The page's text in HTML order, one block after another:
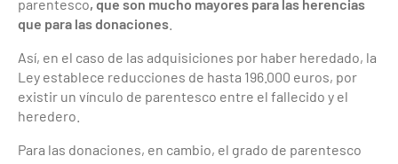
parentesco, que son mucho mayores para las herencias
que para las donaciones
Así, en el caso de las adquisiciones por haber heredado, la
Ley establece reducciones de hasta 196.000 euros, por
existir un vínculo de parentesco entre el fallecido y el
heredero.
Para las donaciones, en cambio, el grado de parentesco